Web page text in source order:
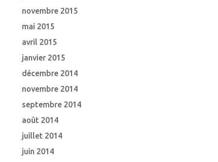
novembre 2015
mai 2015
avril 2015
janvier 2015
décembre 2014
novembre 2014
septembre 2014
août 2014
juillet 2014
juin 2014